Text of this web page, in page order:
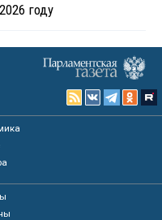
году